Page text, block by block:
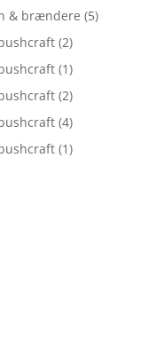
& brændere (5)
(2)
(1)
(2)
(4)
(1)